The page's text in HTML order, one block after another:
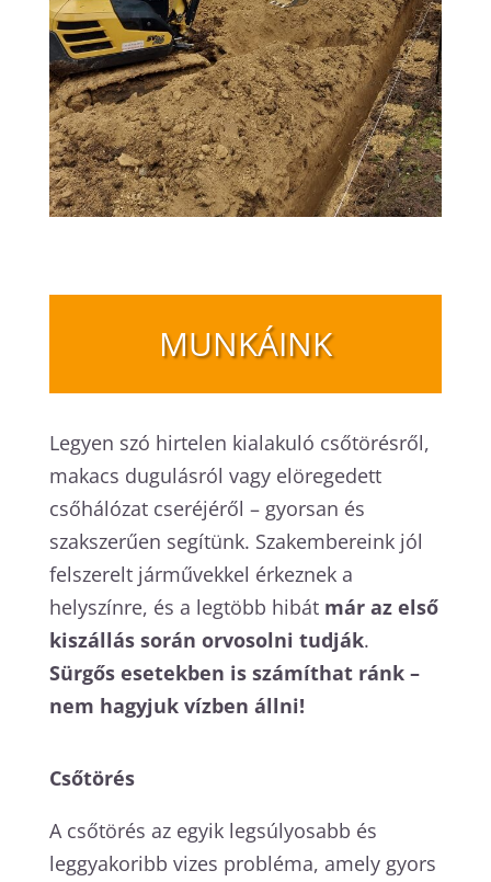
MUNKÁINK
Legyen szó hirtelen kialakuló csőtörésről,
makacs dugulásról vagy elöregedett
csőhálózat cseréjéről – gyorsan és
szakszerűen segítünk. Szakembereink jól
felszerelt járművekkel érkeznek a
helyszínre, és a legtöbb hibát már az első
kiszállás során orvosolni tudják.
Sürgős esetekben is számíthat ránk –
nem hagyjuk vízben állni!
Csőtörés
A csőtörés az egyik legsúlyosabb és
leggyakoribb vizes probléma, amely gyors